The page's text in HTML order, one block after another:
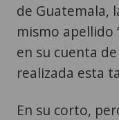
de Guatemala,
mismo apellido
en su cuenta
realizada esta
En su corto,